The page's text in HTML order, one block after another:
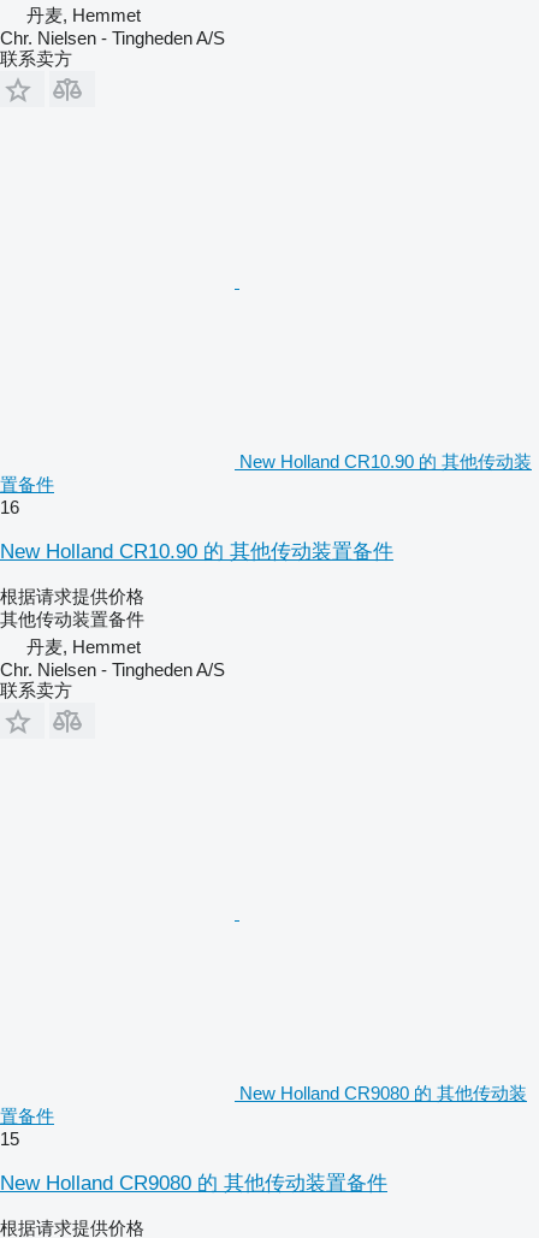
丹麦, Hemmet
Chr. Nielsen - Tingheden A/S
联系卖方
New Holland CR10.90 的 其他传动装
置备件
16
New Holland CR10.90 的 其他传动装置备件
根据请求提供价格
其他传动装置备件
丹麦, Hemmet
Chr. Nielsen - Tingheden A/S
联系卖方
New Holland CR9080 的 其他传动装
置备件
15
New Holland CR9080 的 其他传动装置备件
根据请求提供价格